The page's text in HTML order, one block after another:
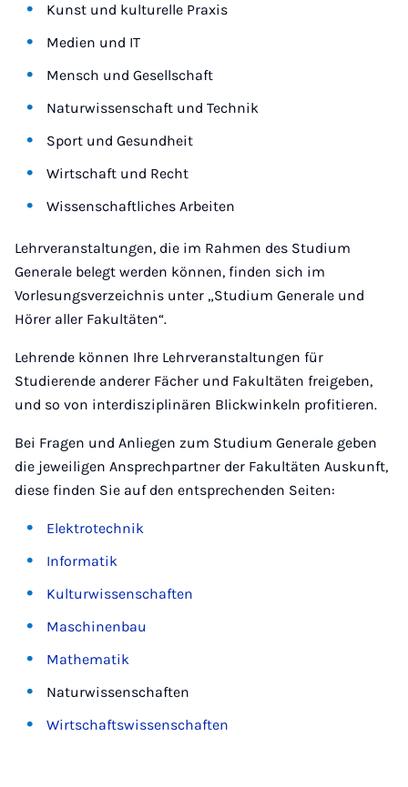
Kunst und kulturelle Praxis
Medien und IT
Mensch und Gesellschaft
Naturwissenschaft und Technik
Sport und Gesundheit
Wirtschaft und Recht
Wissenschaftliches Arbeiten
Lehrveranstaltungen, die im Rahmen des Studium
Generale belegt werden können, finden sich im
Vorlesungsverzeichnis unter „Studium Generale und
Hörer aller Fakultäten“.
Lehrende können Ihre Lehrveranstaltungen für
Studierende anderer Fächer und Fakultäten freigeben,
und so von interdisziplinären Blickwinkeln profitieren.
Bei Fragen und Anliegen zum Studium Generale geben
die jeweiligen Ansprechpartner der Fakultäten Auskunft,
diese finden Sie auf den entsprechenden Seiten:
Elektrotechnik
Informatik
Kulturwissenschaften
Maschinenbau
Mathematik
Naturwissenschaften
Wirtschaftswissenschaften